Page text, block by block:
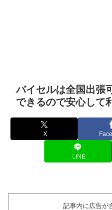
バイセルは全国出張
できるので安心して
X
LINE
記事内に広告が